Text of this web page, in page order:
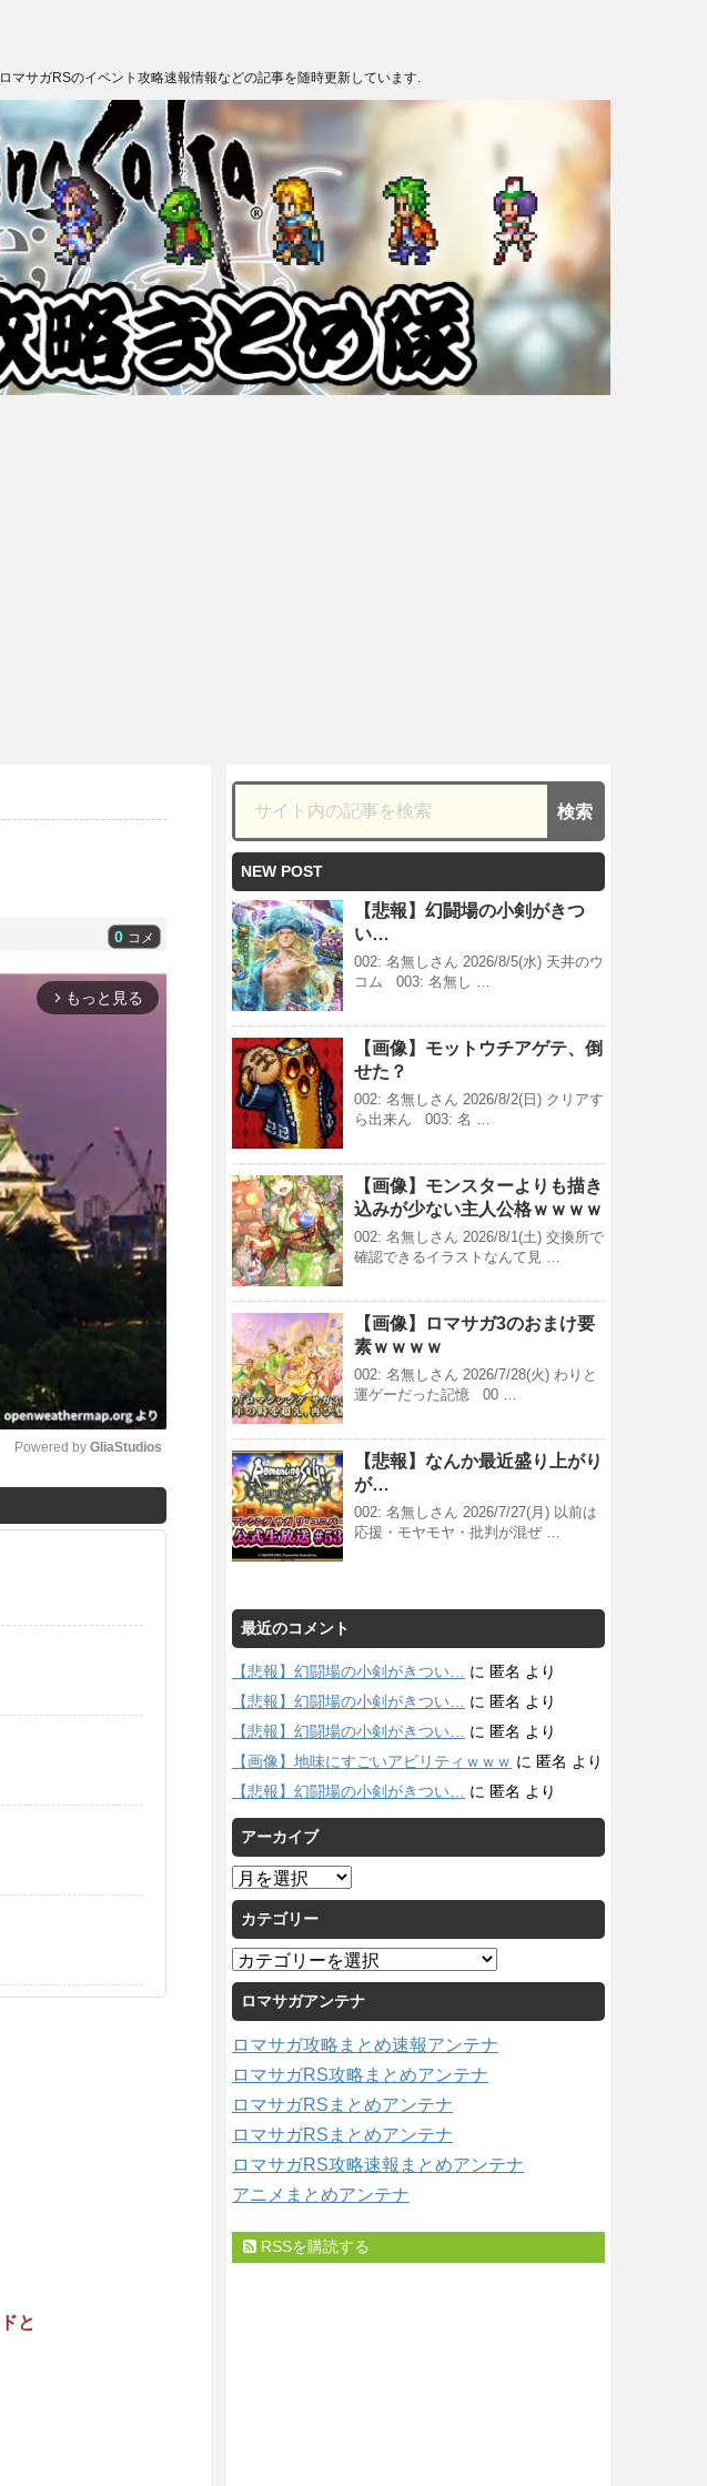
マサガRSのイベント攻略速報情報などの記事を随時更新しています.
0 コメ
arrow_forward_ios もっと見る
Powered by GliaStudios
と
NEW POST
【悲報】幻闘場の小剣がきつ
い…
002: 名無しさん 2026/8/5(水) 天井のウ
コム 003: 名無し …
【画像】モットウチアゲテ、倒
せた？
002: 名無しさん 2026/8/2(日) クリアす
ら出来ん 003: 名 …
【画像】モンスターよりも描き
込みが少ない主人公格ｗｗｗｗ
002: 名無しさん 2026/8/1(土) 交換所で
確認できるイラストなんて見 …
【画像】ロマサガ3のおまけ要
素ｗｗｗｗ
002: 名無しさん 2026/7/28(火) わりと
運ゲーだった記憶 00 …
【悲報】なんか最近盛り上がり
が…
002: 名無しさん 2026/7/27(月) 以前は
応援・モヤモヤ・批判が混ぜ …
最近のコメント
【悲報】幻闘場の小剣がきつい… に 匿名 より
【悲報】幻闘場の小剣がきつい…
に 匿名 より
【悲報】幻闘場の小剣がきつい…
に 匿名 より
【画像】地味にすごいアビリティｗｗｗ に 匿名 より
【悲報】幻闘場の小剣がきつい…
に 匿名 より
アーカイブ
ア
ー
カ
イ
ブ
カテゴリー
カ
テ
ゴ
リ
ー
ロマサガアンテナ
ロマサガ攻略まとめ速報アンテナ
ロマサガRS攻略まとめアンテナ
ロマサガRSまとめアンテナ
ロマサガRSまとめアンテナ
ロマサガRS攻略速報まとめアンテナ
アニメまとめアンテナ
RSSを購読する